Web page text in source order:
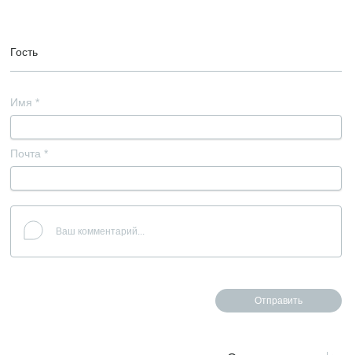
Гость
Имя *
Почта *